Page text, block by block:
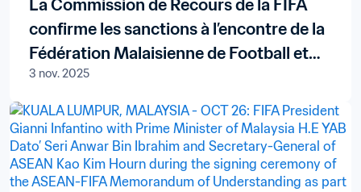
La Commission de Recours de la FIFA
confirme les sanctions à l’encontre de la
Fédération Malaisienne de Football et
sept joueurs
3 nov. 2025